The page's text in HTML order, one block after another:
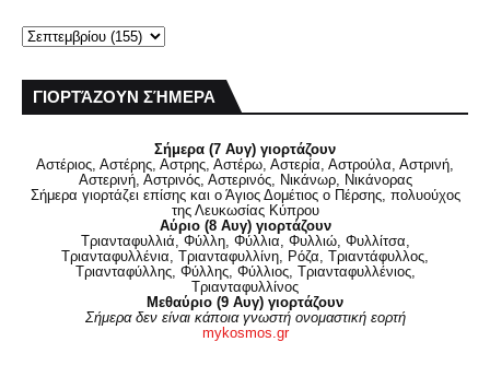
ΓΙΟΡΤΆΖΟΥΝ ΣΉΜΕΡΑ
Σήμερα (7 Αυγ) γιορτάζουν
Αστέριος, Αστέρης, Αστρης, Αστέρω, Αστερία, Αστρούλα, Αστρινή,
Αστερινή, Αστρινός, Αστερινός, Νικάνωρ, Νικάνορας
Σήμερα γιορτάζει επίσης και ο Άγιος Δομέτιος ο Πέρσης, πολυούχος
της Λευκωσίας Κύπρου
Αύριο (8 Αυγ) γιορτάζουν
Τριανταφυλλιά, Φύλλη, Φύλλια, Φυλλιώ, Φυλλίτσα,
Τριανταφυλλένια, Τριανταφυλλίνη, Ρόζα, Τριαντάφυλλος,
Τριανταφύλλης, Φύλλης, Φύλλιος, Τριανταφυλλένιος,
Τριανταφυλλίνος
Μεθαύριο (9 Αυγ) γιορτάζουν
Σήμερα δεν είναι κάποια γνωστή ονομαστική εορτή
mykosmos.gr